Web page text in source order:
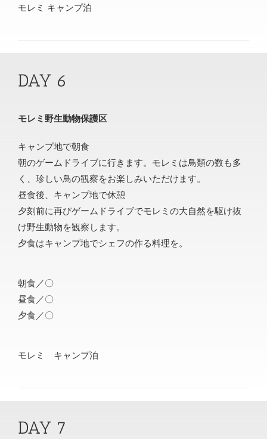
モレミ キャンプ泊
DAY 6
モレミ野生動物保護区
キャンプ地で朝食
朝のゲームドライブに行きます。モレミは鳥類の数も多
く、珍しい鳥の観察をお楽しみいただけます。
昼食後、キャンプ地で休憩
夕刻前に再びゲームドライブでモレミの大自然を駆け抜
け野生動物を観察します。
夕食はキャンプ地でシェフの作る料理を。
朝食／〇
昼食／〇
夕食／〇
モレミ キャンプ泊
DAY 7